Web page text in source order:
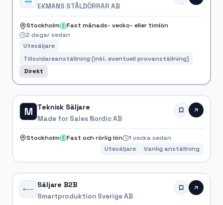
EKMANS STÅLDÖRRAR AB
Stockholm
Fast månads- vecko- eller timlön
2 dagar sedan
Utesäljare
Tillsvidareanställning (inkl. eventuell provanställning)
Direkt
M Teknisk Säljare
Made for Sales Nordic AB
Stockholm Fast och rörlig lön
1 vecka sedan
Utesäljare
Vanlig anställning
Säljare B2B
Smartproduktion Sverige AB